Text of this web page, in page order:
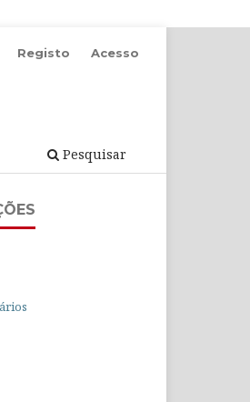
Pesquisar
Registo Acesso